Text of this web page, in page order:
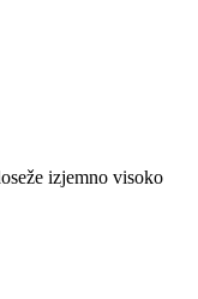
izjemno visoko